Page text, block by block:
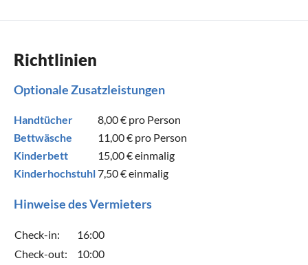
Richtlinien
Optionale Zusatzleistungen
Handtücher 8,00 € pro Person
Bettwäsche
11,00 € pro Person
Kinderbett
15,00 €einmalig
Kinderhochstuhl7,50 €einmalig
Hinweise des Vermieters
Check-in:
16:00
Check-out:
10:00